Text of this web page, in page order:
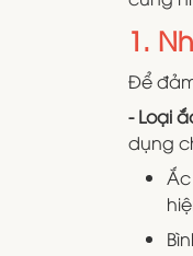
1.
Để
- Loại
dụng